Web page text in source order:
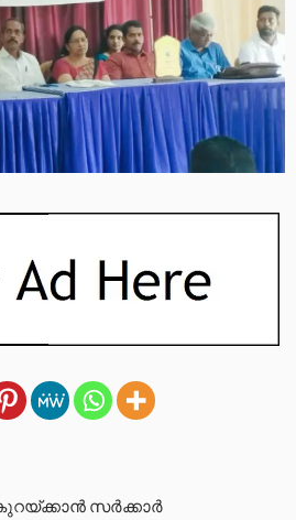
സർക്കാർ